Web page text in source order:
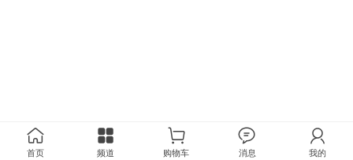
首页 频道 购物车 消息 我的